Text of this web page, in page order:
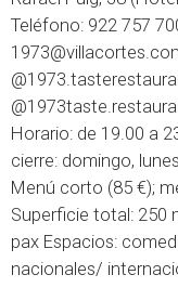
Teléfono: 922 757
Horario: de 19.00 a
cierre: domingo,
Menú corto (85 €);
Superficie total: 250
pax Espacios:
nacionales/